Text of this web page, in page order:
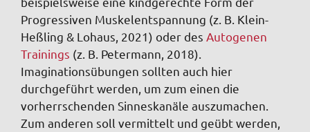
Progressiven Muskelent­spannung (z. B. Klein-
Heßling & Lohaus, 2021) oder des Autogenen
Trainings (z. B. Petermann, 2018).
Imaginationsübungen sollten auch hier
durchgeführt werden, um zum einen die
vorherrschenden Sinneskanäle auszumachen.
Zum anderen soll vermittelt und geübt werden,